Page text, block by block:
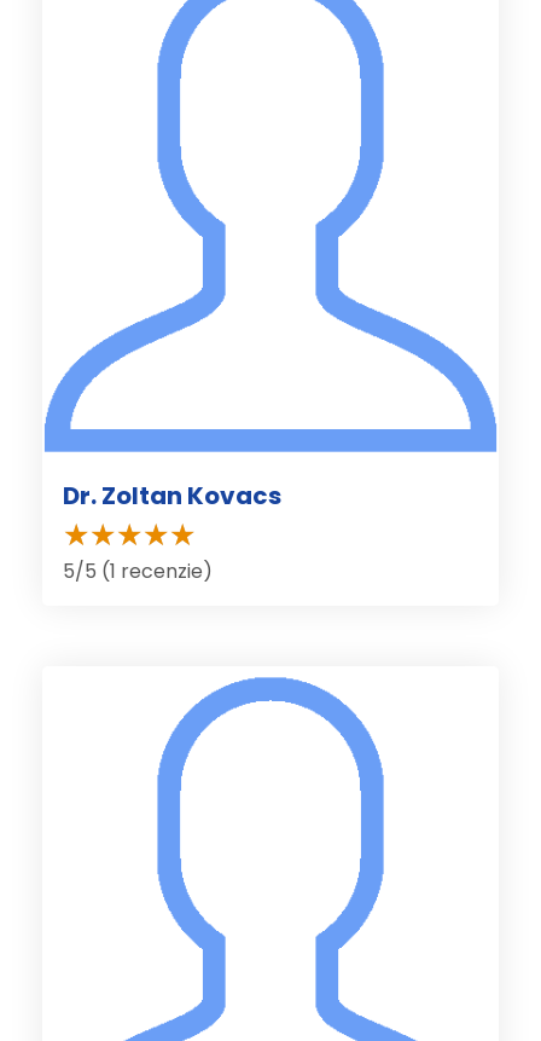
Dr. Zoltan Kovacs
5/5 (1 recenzie)